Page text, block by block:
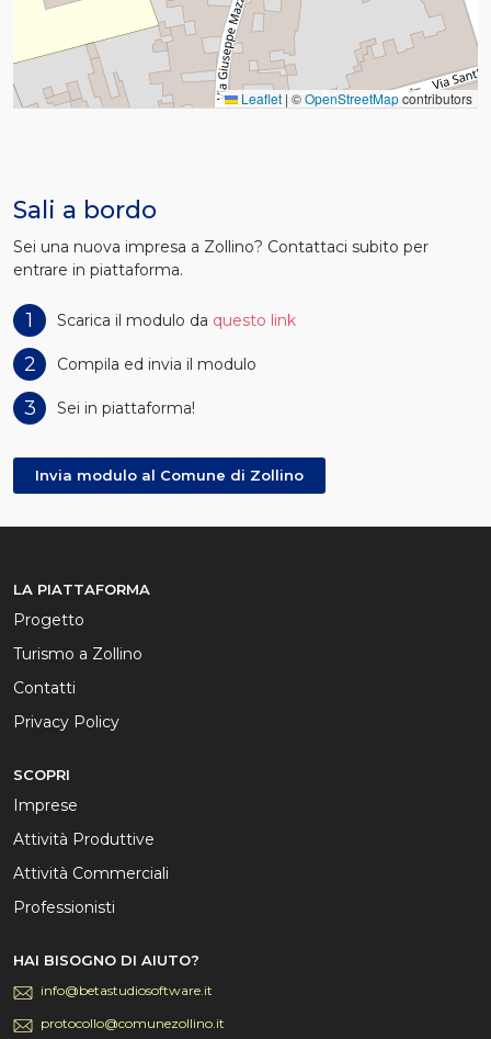
Leaflet | ©OpenStreetMapcontributors
Sali a bordo
Sei una nuova impresa a Zollino? Contattaci subito per
entrare in piattaforma.
1 Scarica il modulo da questo link
2 Compila ed invia il modulo
3 Sei in piattaforma!
Invia modulo al Comune di Zollino
LA PIATTAFORMA
Progetto
Turismo a Zollino
Contatti
Privacy Policy
SCOPRI
Imprese
Attività Produttive
Attività Commerciali
Professionisti
HAI BISOGNO DI AIUTO?
info@betastudiosoftware.it
protocollo@comunezollino.it